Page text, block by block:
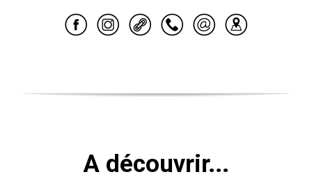
A découvrir...